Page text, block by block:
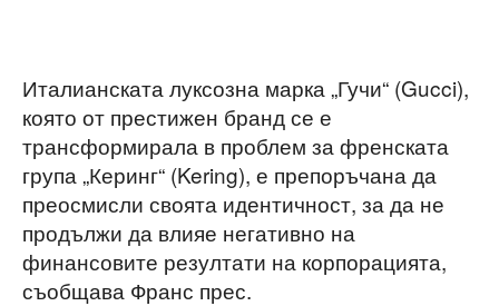
Италианската луксозна марка „Гучи“ (Gucci),
която от престижен бранд се е
трансформирала в проблем за френската
група „Керинг“ (Kering), е препоръчана да
преосмисли своята идентичност, за да не
продължи да влияе негативно на
финансовите резултати на корпорацията,
съобщава Франс прес.